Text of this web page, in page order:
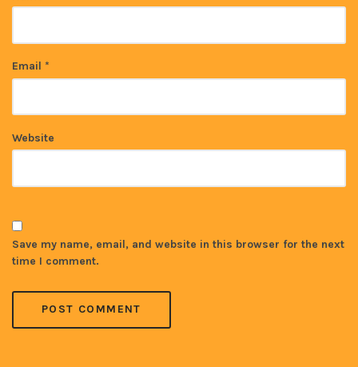
Email *
Website
Save my name, email, and website in this browser for the next
time I comment.